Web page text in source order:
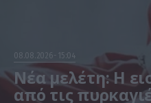
08.08.2026 15:04
Νέα μελέτη: Η
από τις